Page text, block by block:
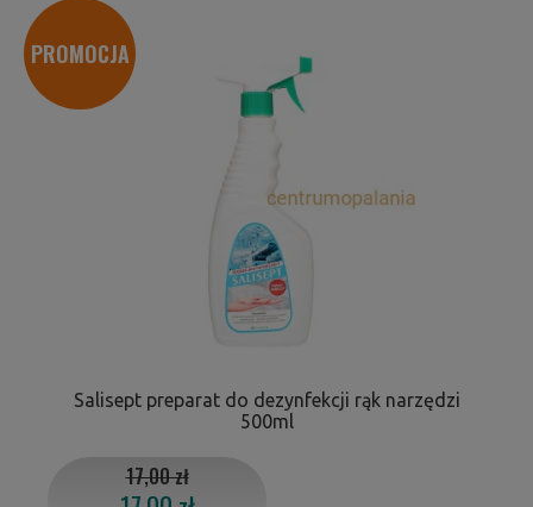
Salisept preparat do dezynfekcji rąk narzędzi
500ml
17,00 zł
PROMOCJA